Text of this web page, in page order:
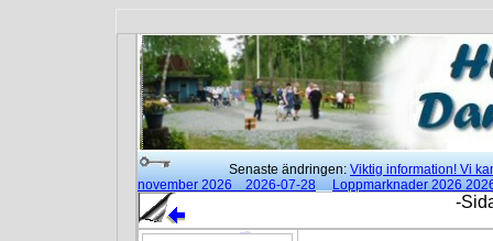
Senaste ändringen: Viktig information! Vi
november 2026 2026-07-28
Loppmarknader 2026
15:00 2026-02-25
Moderna danser klockan 18:00 -
Rotundan
2025-01-14
-